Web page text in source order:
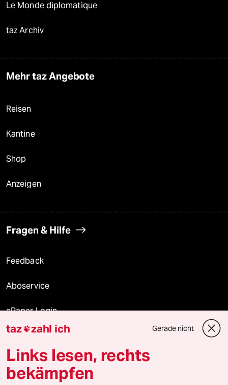
Le Monde diplomatique
taz Archiv
Mehr taz Angebote
Reisen
Kantine
Shop
Anzeigen
Fragen & Hilfe
Feedback
Aboservice
ePaper Login
Downloads für Abonnierende
© 2026 taz Verlags und Vertriebs GmbH
taz zahl ich Gerade nicht
Links lesen, rechts
bekämpfen